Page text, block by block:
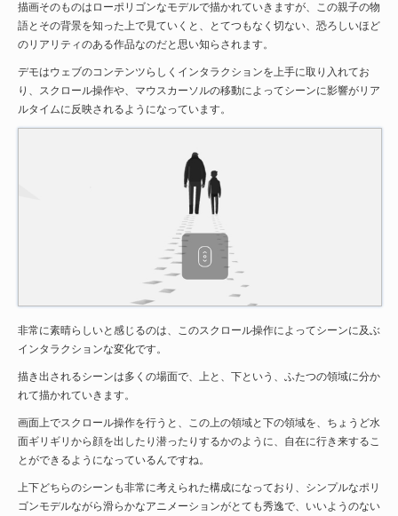
描画そのものはローポリゴンなモデルで描かれていきますが、この親子の物
語とその背景を知った上で見ていくと、とてつもなく切ない、恐ろしいほど
のリアリティのある作品なのだと思い知らされます。
デモはウェブのコンテンツらしくインタラクションを上手に取り入れてお
り、スクロール操作や、マウスカーソルの移動によってシーンに影響がリア
ルタイムに反映されるようになっています。
非常に素晴らしいと感じるのは、このスクロール操作によってシーンに及ぶ
インタラクションな変化です。
描き出されるシーンは多くの場面で、上と、下という、ふたつの領域に分か
れて描かれていきます。
画面上でスクロール操作を行うと、この上の領域と下の領域を、ちょうど水
面ギリギリから顔を出したり潜ったりするかのように、自在に行き来するこ
とができるようになっているんですね。
上下どちらのシーンも非常に考えられた構成になっており、シンプルなポリ
ゴンモデルながら滑らかなアニメーションがとても秀逸で、いいようのない